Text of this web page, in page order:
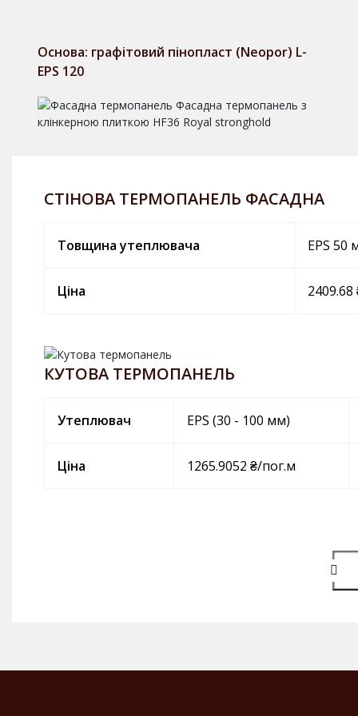
Основа: графітовий пінопласт (Neopor) L-
EPS 120
СТІНОВА ТЕРМОПАНЕЛЬ ФАСАДНА
Товщина утеплювача EPS 50
Ціна
КУТОВА ТЕРМОПАНЕЛЬ
Утеплювач EPS (30 - 100 мм)
Ціна 1265.9052 ₴/пог.м